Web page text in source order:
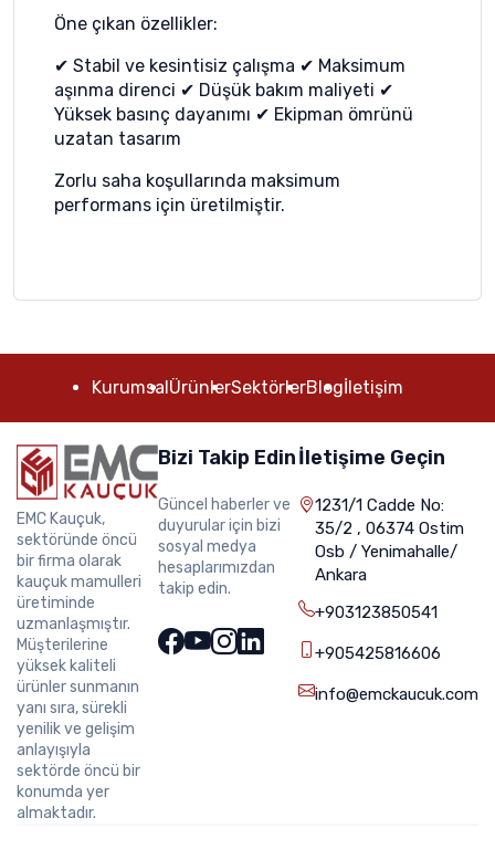
Öne çıkan özellikler:
✔ Stabil ve kesintisiz çalışma ✔ Maksimum
aşınma direnci ✔ Düşük bakım maliyeti ✔
Yüksek basınç dayanımı ✔ Ekipman ömrünü
uzatan tasarım
Zorlu saha koşullarında maksimum
performans için üretilmiştir.
KurumsalÜrünlerSektörlerBlogİletişim
EMC Kauçuk,
sektöründe öncü
bir firma olarak
kauçuk mamulleri
üretiminde
uzmanlaşmıştır.
Müşterilerine
yüksek kaliteli
ürünler sunmanın
yanı sıra, sürekli
yenilik ve gelişim
anlayışıyla
sektörde öncü bir
konumda yer
almaktadır.
Bizi Takip Edin
Güncel haberler ve
duyurular için bizi
sosyal medya
hesaplarımızdan
takip edin.
İletişime Geçin
1231/1 Cadde No:
35/2 , 06374 Ostim
Osb / Yenimahalle/
Ankara
+903123850541
+905425816606
info@emckaucuk.com